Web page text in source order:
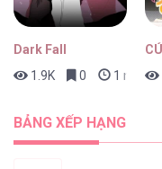
Dark Fall
1.9K
0 1 ngày
BẢNG XẾP HẠNG